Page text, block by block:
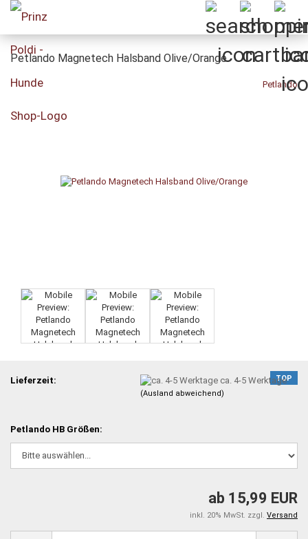
Petlando Magnetech Halsband Olive/Orange
Petlando
TOP
Lieferzeit: ca. 4-5 Werktage
(Ausland abweichend)
Petlando HB Größen:
ab 15,99 EUR
inkl. 20% MwSt. zzgl. Versand